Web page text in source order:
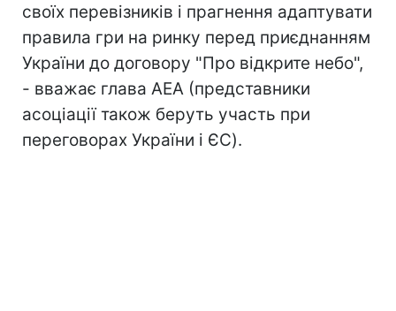
своїх перевізників і прагнення адаптувати
правила гри на ринку перед приєднанням
України до договору "Про відкрите небо",
- вважає глава AEA (представники
асоціації також беруть участь при
переговорах України і ЄС).